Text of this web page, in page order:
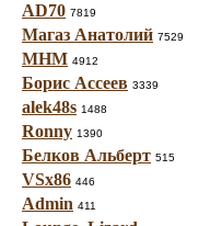
AD70 7819
Магаз Анатолий 7529
МНМ 4912
Борис Ассеев 3339
alek48s 1488
Ronny 1390
Белков Альберт 515
VSx86 446
Admin 411